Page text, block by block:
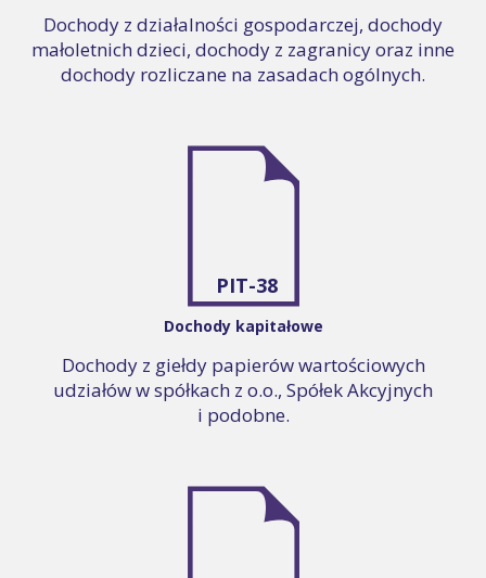
Dochody z działalności gospodarczej, dochody
małoletnich dzieci, dochody z zagranicy oraz inne
dochody rozliczane na zasadach ogólnych.
PIT-38
Dochody kapitałowe
Dochody z giełdy papierów wartościowych
udziałów w spółkach z o.o., Spółek Akcyjnych
i podobne.